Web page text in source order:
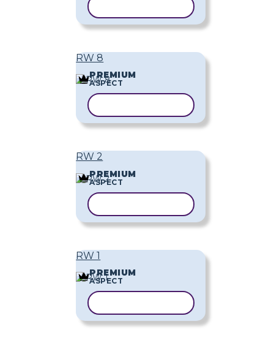
RW 8
PREMIUM
ASPECT
RW 2
PREMIUM
ASPECT
RW 1
PREMIUM
ASPECT